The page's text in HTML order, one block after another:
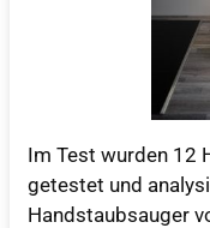
Im Test wurden 12
getestet und
Handstaubsauger